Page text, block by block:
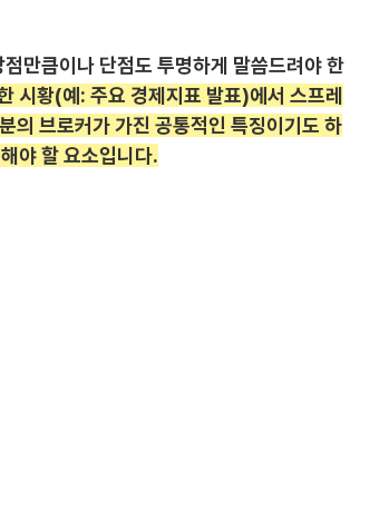
만큼이나 단점도 투명하게 말씀드려야 한
시황(예: 주요 경제지표 발표)에서 스프레
의 브로커가 가진 공통적인 특징이기도 하
야 할 요소입니다.